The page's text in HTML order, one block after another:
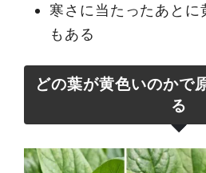
寒さに当たったあとに
もある
どの葉が黄色いのかで
る